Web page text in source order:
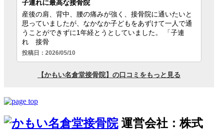
運営会社：株式